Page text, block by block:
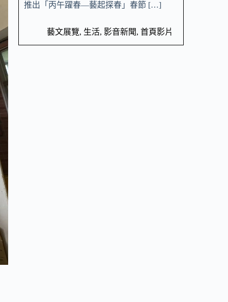
推出「丙午躍春—藝起探春」春節 […]
藝文展覽, 生活, 影音新聞, 首頁影片